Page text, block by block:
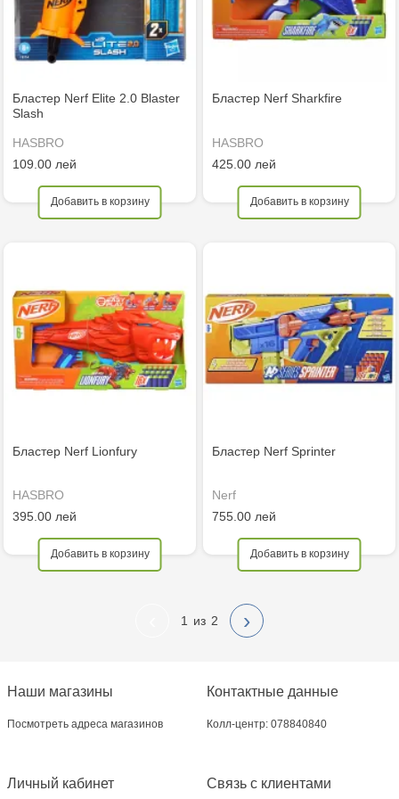
Бластер Nerf Elite 2.0 Blaster
Slash
HASBRO
109.00 лей
Добавить в корзину
Бластер Nerf Sharkfire
HASBRO
425.00 лей
Добавить в корзину
Бластер Nerf Lionfury
HASBRO
395.00 лей
Добавить в корзину
Бластер Nerf Sprinter
Nerf
755.00 лей
Добавить в корзину
1 2 ›
Наши магазины
Посмотреть адреса магазинов
Связь с клиентами
Личный кабинет
Контактные данные
Колл-центр: 078840840